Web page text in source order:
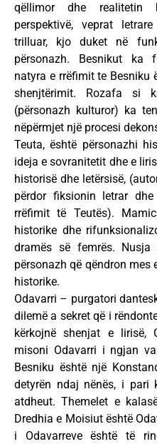
qëllimor dhe realitetin
perspektivë, veprat
trilluar, kjo duket në
përsonazh. Besnikut ka
natyra e rrëfimit te Besniku
shenjtërimit. Rozafa si
(përsonazh kulturor) ka
nëpërmjet një procesi
Teuta, është përsonazhi
ideja e sovranitetit dhe e
historisë dhe letërsisë,
përdor fiksionin letrar
rrëfimit të Teutës).
historike dhe
dramës së femrës.
përsonazh që qëndron mes
historike.
Odavarri – purgatori
dilemë a sekret që i
kërkojnë shenjat e lirisë,
misoni Odavarri i ngjan
Besniku është një
detyrën ndaj nënës, i pari
atdheut. Themelet e
Dredhia e Moisiut është
i Odavarreve është të